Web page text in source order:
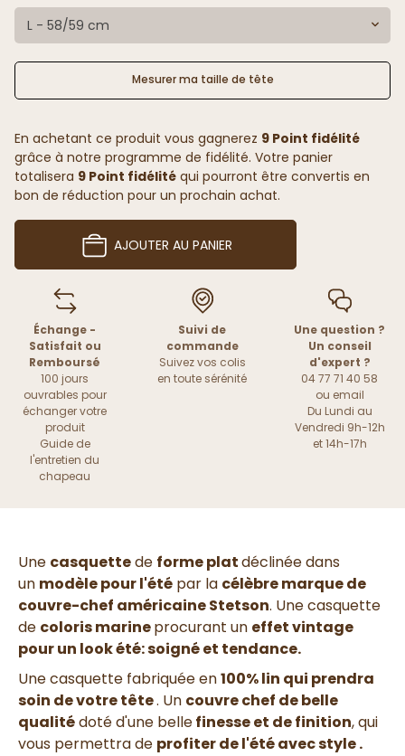
L - 58/59 cm
Mesurer ma taille de tête
En achetant ce produit vous gagnerez 9 Point fidélité
grâce à notre programme de fidélité. Votre panier
totalisera 9 Point fidélité qui pourront être convertis en
bon de réduction pour un prochain achat.
AJOUTER AU PANIER
Échange -
Satisfait ou
Remboursé
100 jours
ouvrables pour
échanger votre
produit
Guide de
l'entretien du
chapeau
Suivi de
commande
Suivez vos colis
en toute sérénité
Une question ?
Un conseil
d'expert ?
04 77 71 40 58
ou email
Du Lundi au
Vendredi 9h-12h
et 14h-17h
Une casquettede forme platdéclinée dans
un modèle pour l'été par la célèbre marque de
couvre-chef américaine Stetson. Une casquette
de coloris marineprocurant un effet vintage
pour un look été: soigné et tendance.
Une casquette fabriquée en100% lin qui prendra
soin de votre tête. Un couvre chef de belle
qualitédoté d'une bellefinesse et de finition, qui
vous permettra de profiter de l'été avec style .